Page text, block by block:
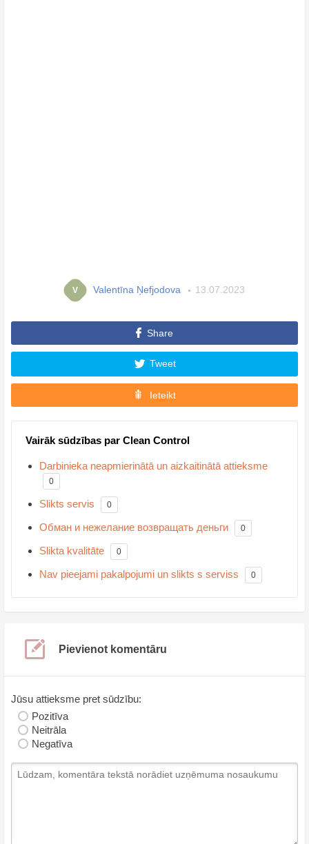
V Valentīna Ņefjodova 13.07.2023
Share
Tweet
Ieteikt
Vairāk sūdzības par Clean Control
Darbinieka neapmierinātā un aizkaitinātā attieksme
0
Slikts servis 0
Обман и нежелание возвращать деньги 0
Slikta kvalitāte 0
Nav pieejami pakalpojumi un slikts s serviss 0
Pievienot komentāru
Jūsu attieksme pret sūdzību:
Pozitīva
Neitrāla
Negatīva